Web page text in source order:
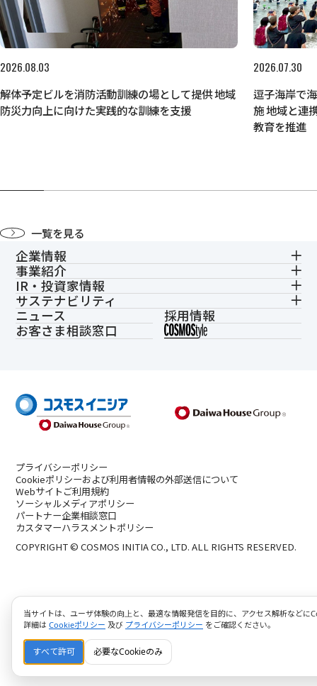
2026.08.03
解体予定ビルを消防活動訓練の場として提供 地域
防災力向上に向けた実践的な訓練を支援
2026.07.30
逗子海岸で
施 地域と連
教育を推進
一覧を見る
企業情報
事業紹介
IR・投資家情報
サステナビリティ
ニュース
採用情報
お客さま相談窓口
プライバシーポリシー
Cookieポリシーおよび利用者情報の外部送信について
Webサイトご利用規約
ソーシャルメディアポリシー
パートナー企業相談窓口
カスタマーハラスメントポリシー
COPYRIGHT © COSMOS INITIA CO., LTD. ALL RIGHTS RESERVED.
当サイトは、ユーザ体験の向上と、最適な情報発信を目的に、アクセス解析などに
詳細は Cookieポリシー 及び プライバシーポリシー をご確認ください。
すべて許可 必要なCookieのみ